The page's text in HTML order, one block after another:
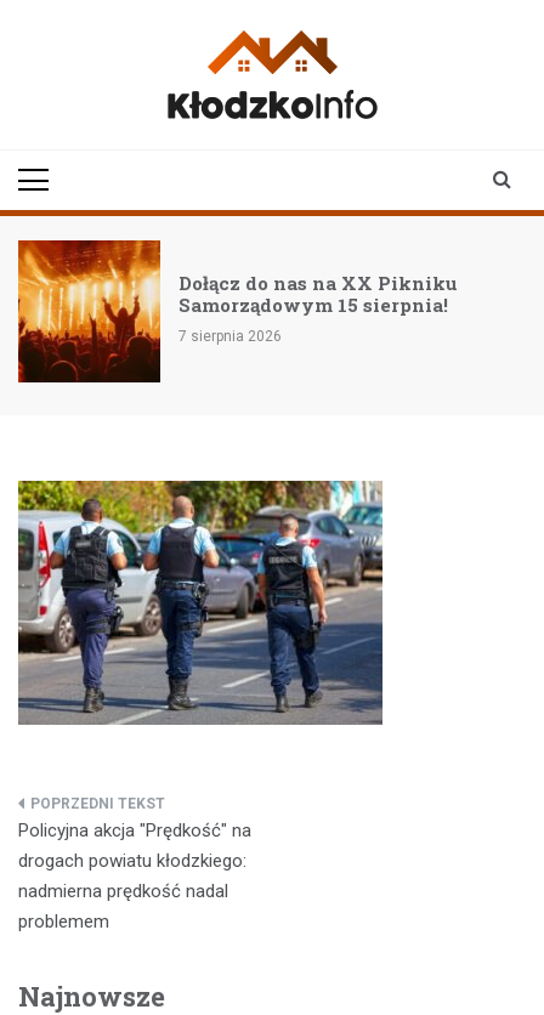
Dołącz do nas na XX Pikniku
Samorządowym 15 sierpnia!
7 sierpnia 2026
Nawigacja
wpisu
Policyjna akcja "Prędkość" na
drogach powiatu kłodzkiego:
nadmierna prędkość nadal
problemem
Najnowsze